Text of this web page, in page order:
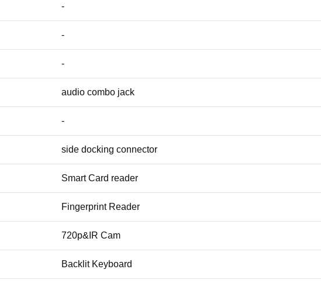
-
-
-
audio combo jack
-
side docking connector
Smart Card reader
Fingerprint Reader
720p&IR Cam
Backlit Keyboard